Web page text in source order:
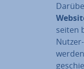
sei­ten